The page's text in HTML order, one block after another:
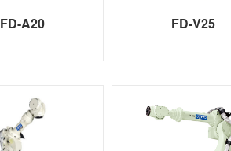
FD-A20 FD-V25